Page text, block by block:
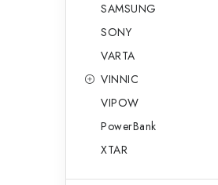
SAMSUNG
SONY
VARTA
VINNIC
VIPOW
PowerBank
XTAR